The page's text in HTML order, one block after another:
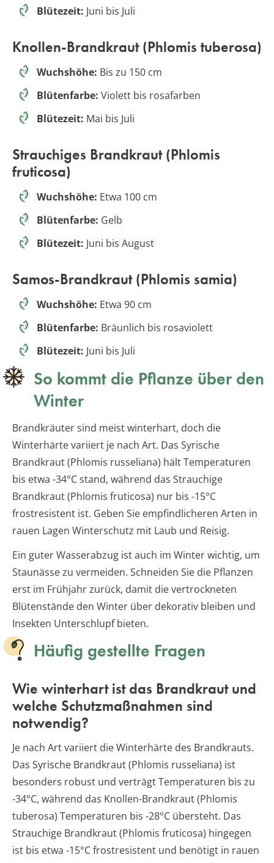
Blütezeit: Juni bis Juli
Knollen-Brandkraut (Phlomis tuberosa)
Wuchshöhe: Bis zu 150 cm
Blütenfarbe: Violett bis rosafarben
Blütezeit: Mai bis Juli
Strauchiges Brandkraut (Phlomis
fruticosa)
Wuchshöhe: Etwa 100 cm
Blütenfarbe: Gelb
Blütezeit: Juni bis August
Samos-Brandkraut (Phlomis samia)
Wuchshöhe: Etwa 90 cm
Blütenfarbe: Bräunlich bis rosaviolett
Blütezeit: Juni bis Juli
So kommt die Pflanze über den
Winter
Brandkräuter sind meist winterhart, doch die
Winterhärte variiert je nach Art. Das Syrische
Brandkraut (Phlomis russeliana) hält Temperaturen
bis etwa -34°C stand, während das Strauchige
Brandkraut (Phlomis fruticosa) nur bis -15°C
frostresistent ist. Geben Sie empfindlicheren Arten in
rauen Lagen Winterschutz mit Laub und Reisig.
Ein guter Wasserabzug ist auch im Winter wichtig, um
Staunässe zu vermeiden. Schneiden Sie die Pflanzen
erst im Frühjahr zurück, damit die vertrockneten
Blütenstände den Winter über dekorativ bleiben und
Insekten Unterschlupf bieten.
Häufig gestellte Fragen
Wie winterhart ist das Brandkraut und
welche Schutzmaßnahmen sind
notwendig?
Je nach Art variiert die Winterhärte des Brandkrauts.
Das Syrische Brandkraut (Phlomis russeliana) ist
besonders robust und verträgt Temperaturen bis zu
-34°C, während das Knollen-Brandkraut (Phlomis
tuberosa) Temperaturen bis -28°C übersteht. Das
Strauchige Brandkraut (Phlomis fruticosa) hingegen
ist bis etwa -15°C frostresistent und benötigt in rauen